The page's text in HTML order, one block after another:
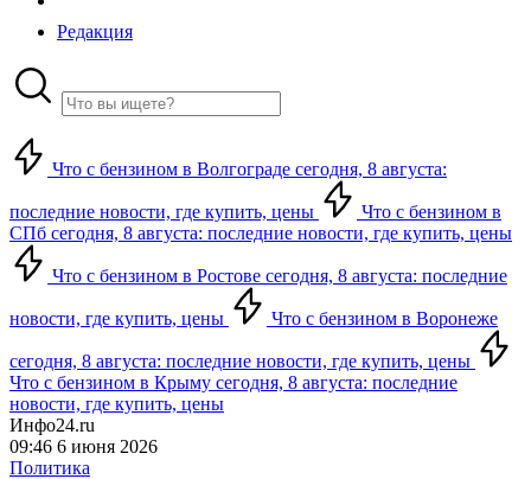
Редакция
Что с бензином в Волгограде сегодня, 8 августа:
последние новости, где купить, цены
Что с бензином в
СПб сегодня, 8 августа: последние новости, где купить, цены
Что с бензином в Ростове сегодня, 8 августа: последние
новости, где купить, цены Что с бензином в Воронеже
сегодня, 8 августа: последние новости, где купить, цены
Что с бензином в Крыму сегодня, 8 августа: последние
новости, где купить, цены
Инфо24.ru
09:46 6 июня 2026
Политика